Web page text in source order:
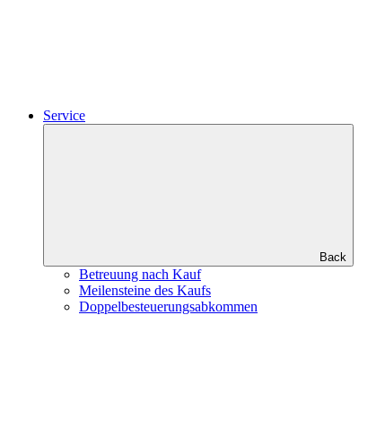
Service
Back
Betreuung nach Kauf
Meilensteine des Kaufs
Doppel­besteuerungs­abkommen